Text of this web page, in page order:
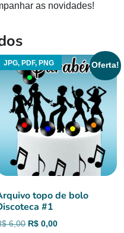
as novidades!
JPG, PDF, PNG Oferta!
topo de bolo
#1
6,00 O
R$ 0,00O